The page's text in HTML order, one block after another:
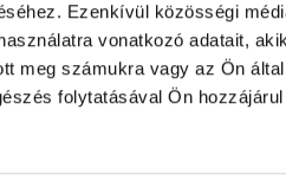
Ezenkívül közösségi
vonatkozó adatait,
meg számukra vagy az Ön
folytatásával Ön